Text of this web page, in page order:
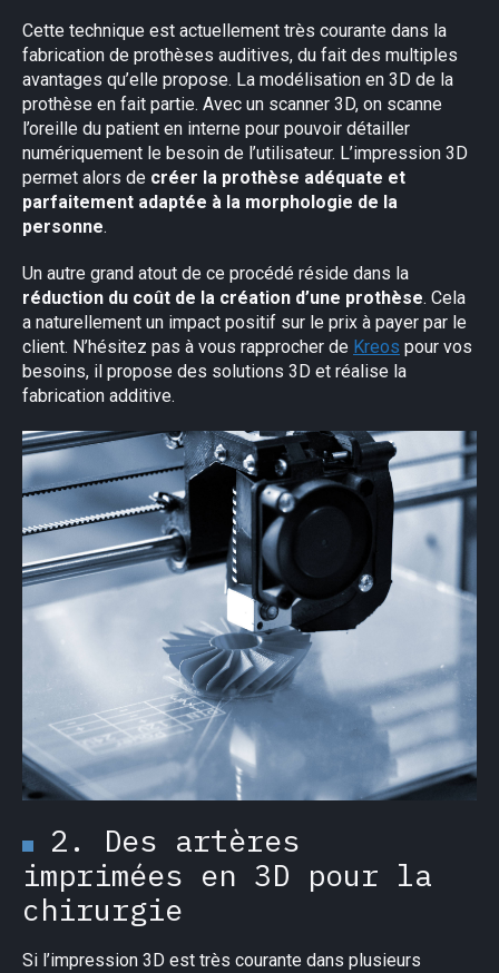
Cette technique est actuellement très courante dans la
fabrication de prothèses auditives, du fait des multiples
avantages qu’elle propose. La modélisation en 3D de la
prothèse en fait partie. Avec un scanner 3D, on scanne
l’oreille du patient en interne pour pouvoir détailler
numériquement le besoin de l’utilisateur. L’impression 3D
permet alors de créer la prothèse adéquate et
parfaitement adaptée à la morphologie de la
personne.
Un autre grand atout de ce procédé réside dans la
réduction du coût de la création d’une prothèse. Cela
a naturellement un impact positif sur le prix à payer par le
client. N’hésitez pas à vous rapprocher de Kreos pour vos
besoins, il propose des solutions 3D et réalise la
fabrication additive.
2. Des artères
imprimées en 3D pour la
chirurgie
Si l’impression 3D est très courante dans plusieurs
×